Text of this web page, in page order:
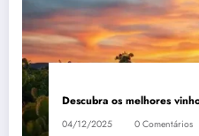
Descubra os melhores
04/12/2025 0 Comentários